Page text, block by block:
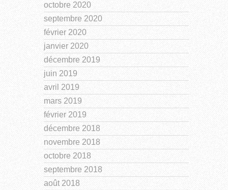
octobre 2020
septembre 2020
février 2020
janvier 2020
décembre 2019
juin 2019
avril 2019
mars 2019
février 2019
décembre 2018
novembre 2018
octobre 2018
septembre 2018
août 2018